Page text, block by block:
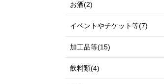
お酒(2)
イベントやチケット等(7)
加工品等(15)
飲料類(4)